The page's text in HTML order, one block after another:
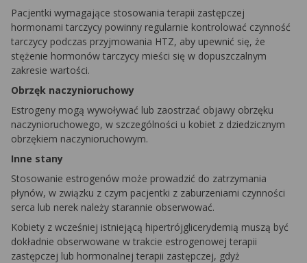
Pacjentki wymagające stosowania terapii zastępczej
hormonami tarczycy powinny regularnie kontrolować czynność
tarczycy podczas przyjmowania HTZ, aby upewnić się, że
stężenie hormonów tarczycy mieści się w dopuszczalnym
zakresie wartości.
Obrzęk naczynioruchowy
Estrogeny mogą wywoływać lub zaostrzać objawy obrzęku
naczynioruchowego, w szczególności u kobiet z dziedzicznym
obrzękiem naczynioruchowym.
Inne stany
Stosowanie estrogenów może prowadzić do zatrzymania
płynów, w związku z czym pacjentki z zaburzeniami czynności
serca lub nerek należy starannie obserwować.
Kobiety z wcześniej istniejącą hipertrójglicerydemią muszą być
dokładnie obserwowane w trakcie estrogenowej terapii
zastępczej lub hormonalnej terapii zastępczej, gdyż